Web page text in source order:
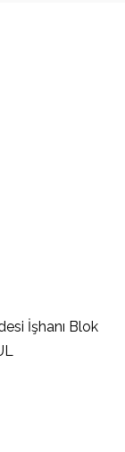
İşhanı Blok